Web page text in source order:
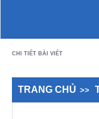
Chi tiết
CHI TIẾT BÀI VIẾT
TRANG CHỦ